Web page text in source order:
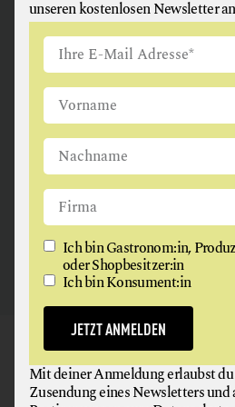
MEHL
MILCH +
MISO
ÖLE
REIS
TEE
WILD
WORKSHOPS
ANGUS & ARTHUR
FLEISCH + FLEISCHERZEUGNISSE
2326 Maria Lanzendorf
GAUMEN HOCH
NEWSLETTER
unseren kostenlosen Newsletter
Ich bin Gastronom:in,
oder Shopbesitzer:in
Ich bin Konsument:in
JETZT ANMELDEN
Mit deiner Anmeldung erlaubst
Zusendung eines Newsletters